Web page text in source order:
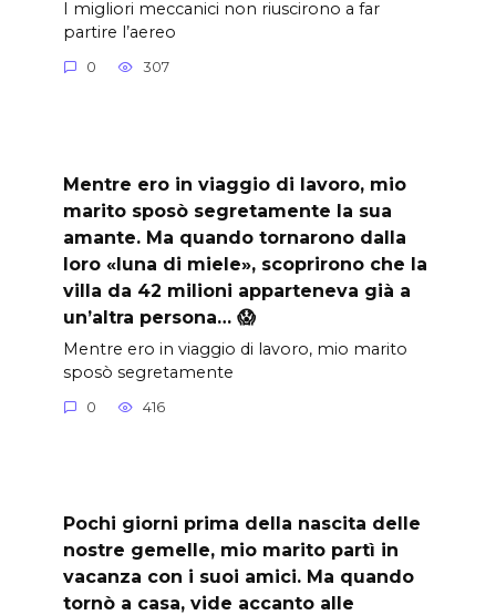
I migliori meccanici non riuscirono a far
partire l’aereo
0 307
Mentre ero in viaggio di lavoro, mio
marito sposò segretamente la sua
amante. Ma quando tornarono dalla
loro «luna di miele», scoprirono che la
villa da 42 milioni apparteneva già a
un’altra persona… 😱
Mentre ero in viaggio di lavoro, mio marito
sposò segretamente
0 416
Pochi giorni prima della nascita delle
nostre gemelle, mio marito partì in
vacanza con i suoi amici. Ma quando
tornò a casa, vide accanto alle